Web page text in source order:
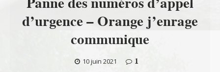
d’urgence – Orange j’enrage
communique
10 juin 2021
1